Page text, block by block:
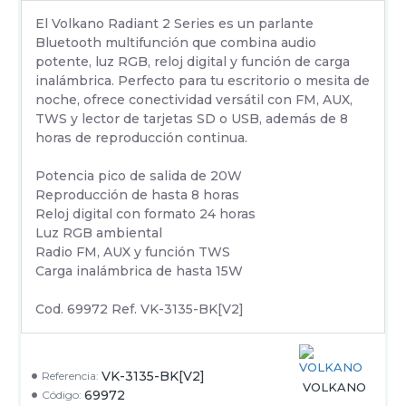
Referencia: VK-3135-BK[V2]
Código: 69972 VOLKANO
El Volkano Radiant 2 Series es un parlante
Bluetooth multifunción que combina audio
potente, luz RGB, reloj digital y función de carga
inalámbrica. Perfecto para tu escritorio o mesita de
noche, ofrece conectividad versátil con FM, AUX,
TWS y lector de tarjetas SD o USB, además de 8
horas de reproducción continua.
Potencia pico de salida de 20W
Reproducción de hasta 8 horas
Reloj digital con formato 24 horas
Luz RGB ambiental
Radio FM, AUX y función TWS
Carga inalámbrica de hasta 15W
Cod. 69972 Ref. VK-3135-BK[V2]